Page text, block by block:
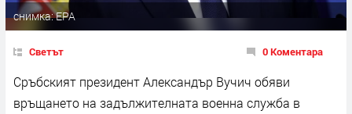
снимка: EPA
Светът 0 Коментара
Сръбският президент Александър Вучич обяви
връщането на задължителната военна служба в